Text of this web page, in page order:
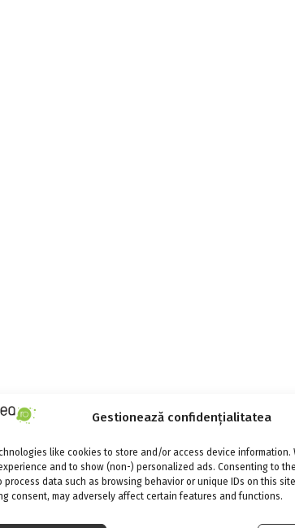
Gestionează confidențialitatea
like cookies to store and/or access device information.
and to show (non-) personalized ads. Consenting to
process data such as browsing behavior or unique IDs on this
consent, may adversely affect certain features and functions.